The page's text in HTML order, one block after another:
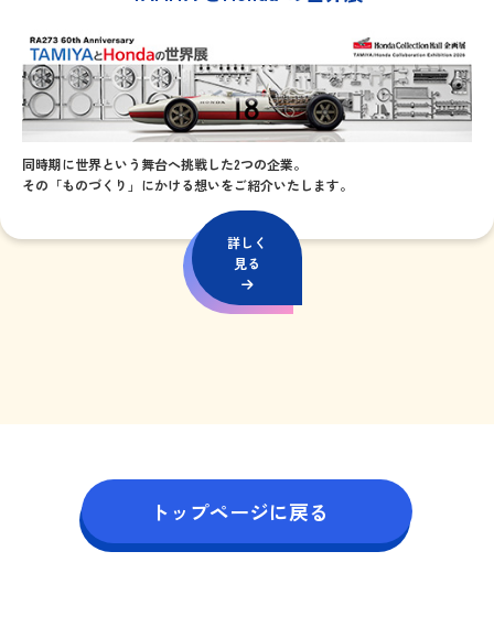
同時期に世界という舞台へ挑戦した2つの企業。
その「ものづくり」にかける想いをご紹介いたします。
詳しく
見る
トップページに戻る